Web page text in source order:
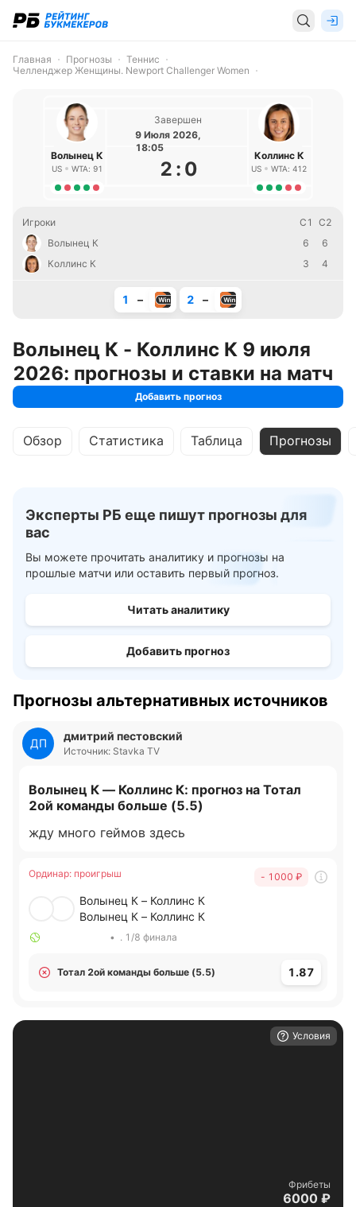
Главная Прогнозы
Теннис
Челленджер Женщины. Newport Challenger Women
Волынец К
US WTA: 91
Завершен
9 Июля 2026,
18:05
2 : 0
Коллинс К
US WTA: 412
Игроки С1
С2
Волынец К
6
6
Коллинс К
3 4
1 – 2 –
Волынец К - Коллинс К 9 июля
2026: прогнозы и ставки на матч
Добавить прогноз
Обзор Статистика Таблица Прогнозы
Эксперты РБ еще пишут прогнозы для
вас
Вы можете прочитать аналитику и прогнозы на
прошлые матчи или оставить первый прогноз.
Читать аналитику
Добавить прогноз
Прогнозы альтернативных источников
ДП
дмитрий пестовский
Источник: Stavka TV
Волынец К — Коллинс К: прогноз на Тотал
2ой команды больше (5.5)
жду много геймов здесь
Ординар: проигрыш - 1000 ₽
Волынец К – Коллинс К
Волынец К – Коллинс К
• . 1/8 финала
Тотал 2ой команды больше (5.5) 1.87
Условия
Фрибеты
6000 ₽